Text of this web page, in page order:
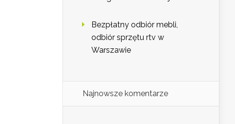
Bezpłatny odbiór mebli,
odbiór sprzętu rtv w
Warszawie
Najnowsze komentarze